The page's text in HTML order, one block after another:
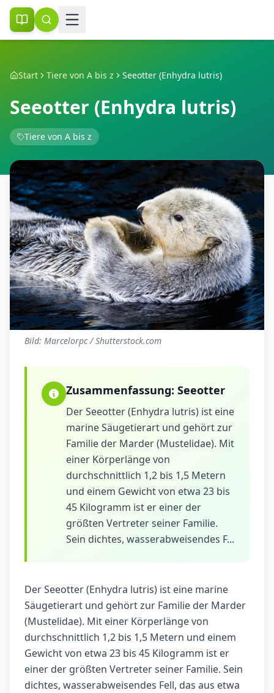
Start Tiere von A bis z Seeotter (Enhydra lutris)
Seeotter (Enhydra lutris)
Tiere von A bis z
Bild: Marcelorpc / Shutterstock.com
Zusammenfassung: Seeotter
Der Seeotter (Enhydra lutris) ist eine
marine Säugetierart und gehört zur
Familie der Marder (Mustelidae). Mit
einer Körperlänge von
durchschnittlich 1,2 bis 1,5 Metern
und einem Gewicht von etwa 23 bis
45 Kilogramm ist er einer der
größten Vertreter seiner Familie.
Sein dichtes, wasserabweisendes F...
Der Seeotter (Enhydra lutris) ist eine marine
Säugetierart und gehört zur Familie der Marder
(Mustelidae). Mit einer Körperlänge von
durchschnittlich 1,2 bis 1,5 Metern und einem
Gewicht von etwa 23 bis 45 Kilogramm ist er
einer der größten Vertreter seiner Familie. Sein
dichtes, wasserabweisendes Fell, das aus etwa